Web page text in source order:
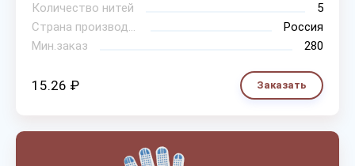
Количество нитей
5
Страна производитель
Россия
Мин.заказ
280
15.26 ₽ Заказать